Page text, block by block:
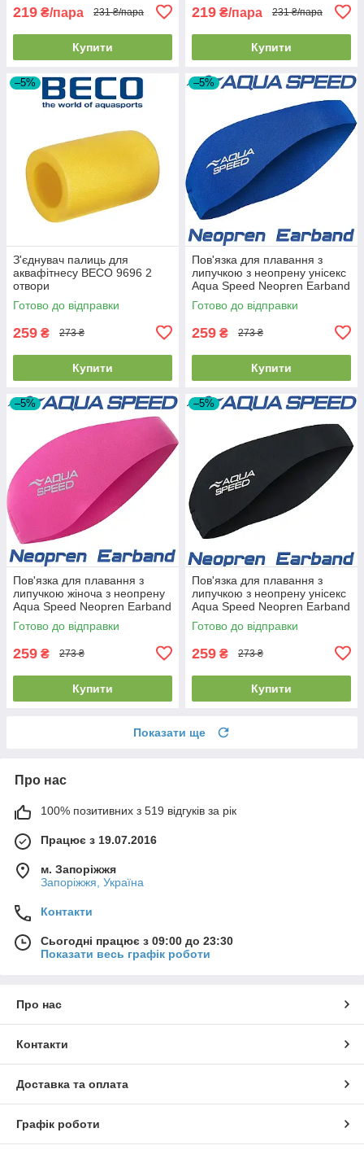
219 ₴/пара 231 ₴/пара
Купити
219 ₴/пара 231 ₴/пара
Купити
–5%
З'єднувач палиць для
аквафітнесу BECO 9696 2
отвори
Готово до відправки
259 ₴ 273 ₴
Купити
–5%
Пов'язка для плавання з
липучкою з неопрену унісекс
Aqua Speed Neopren Earband
Blue синя
Готово до відправки
259 ₴ 273 ₴
Купити
–5%
Пов'язка для плавання з
липучкою жіноча з неопрену
Aqua Speed Neopren Earband
Pink рожева
Готово до відправки
259 ₴ 273 ₴
Купити
–5%
Пов'язка для плавання з
липучкою з неопрену унісекс
Aqua Speed Neopren Earband
Black чорна
Готово до відправки
259 ₴ 273 ₴
Купити
Показати ще
Про нас
100% позитивних з 519 відгуків за рік
Працює з 19.07.2016
м. Запоріжжя
Запоріжжя, Україна
Контакти
Сьогодні працює з 09:00 до 23:30
Показати весь графік роботи
Про нас
Контакти
Доставка та оплата
Графік роботи